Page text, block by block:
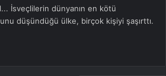
İsveçlilerin dünyanın en kötü
düşündüğü ülke, birçok kişiyi şaşırttı.